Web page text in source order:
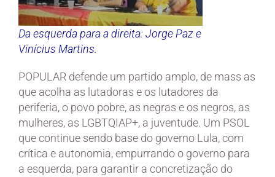
Da esquerda para a direita: Jorge Paz e
Vinícius Martins.
POPULAR defende um partido amplo, de mass as
que acolha as lutadoras e os lutadores da
periferia, o povo pobre, as negras e os negros, as
mulheres, as LGBTQIAP+, a juventude. Um PSOL
que continue sendo base do governo Lula, com
crítica e autonomia, empurrando o governo para
a esquerda, para garantir a concretização do